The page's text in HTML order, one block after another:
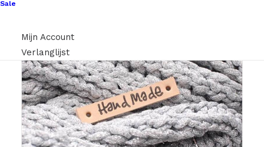
Sale
Mijn Account
Verlanglijst